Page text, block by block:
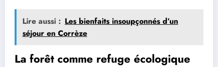
Lire aussi : Les bienfaits insoupçonnés d’un
séjour en Corrèze
La forêt comme refuge écologique